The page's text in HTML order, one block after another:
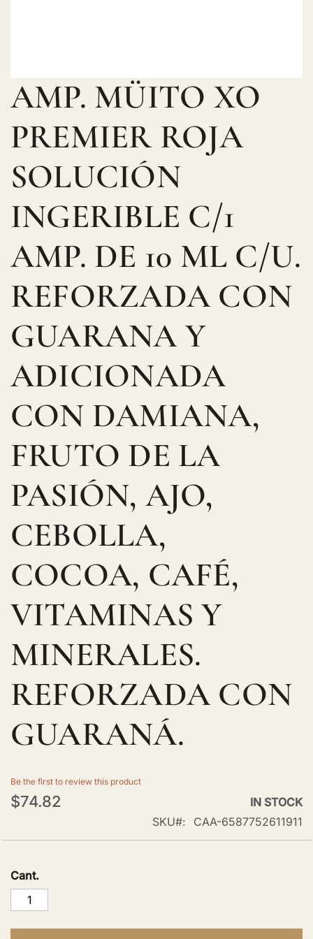
Skip
to
beginning
the
images
gallery
AMP. MÜITO XO
PREMIER ROJA
SOLUCIÓN
INGERIBLE C/1
AMP. DE 10 ML C/U.
REFORZADA CON
GUARANA Y
ADICIONADA
CON DAMIANA,
FRUTO DE LA
PASIÓN, AJO,
CEBOLLA,
COCOA, CAFÉ,
VITAMINAS Y
MINERALES.
REFORZADA CON
GUARANÁ.
Be the first to review this product
$74.82
IN STOCK
SKU
CAA-6587752611911
Cant.